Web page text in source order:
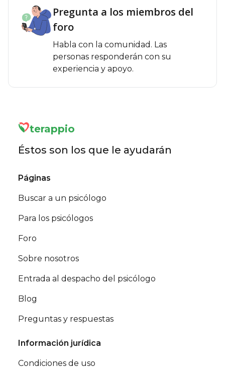
Pregunta a los miembros del
foro
Habla con la comunidad. Las
personas responderán con su
experiencia y apoyo.
terappio
Éstos son los que le ayudarán
Páginas
Buscar a un psicólogo
Para los psicólogos
Foro
Sobre nosotros
Entrada al despacho del psicólogo
Blog
Preguntas y respuestas
Información jurídica
Condiciones de uso